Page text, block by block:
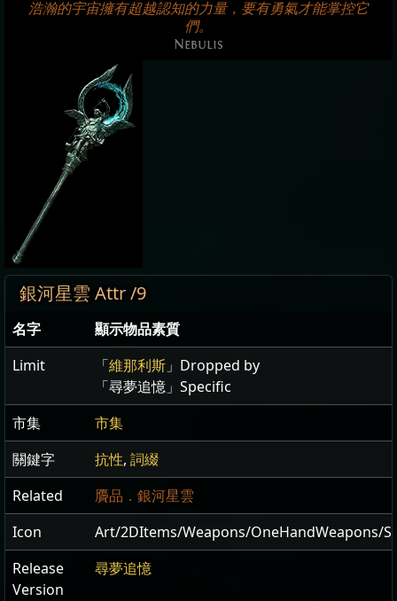
浩瀚的宇宙擁有超越認知的力量，要有勇氣才能掌控它
們。
Nebulis
銀河星雲 Attr /9
名字
顯示物品素質
Limit
「維那利斯 」Dropped by
「尋夢追憶」Specific
市集
市集
關鍵字
抗性, 詞綴
Related
贗品．銀河星雲
Icon
Art/2DItems/Weapons/OneHandWeapons/
Release
Version
尋夢追憶